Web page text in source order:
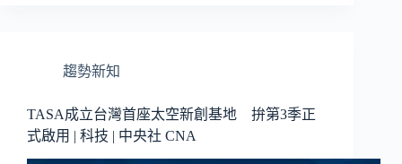
趨勢新知
TASA成立台灣首座太空新創基地 拚第3季正
式啟用 | 科技 | 中央社 CNA